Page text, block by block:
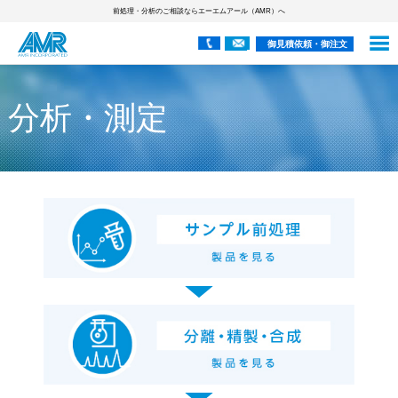
前処理・分析のご相談ならエーエムアール（AMR）へ
御見積依頼・御注文
分析・測定